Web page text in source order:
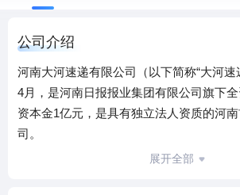
公司介绍
河南大河速递有限公司（以下简称“大河速
4月，是河南日报报业集团有限公司旗下
资本金1亿元，是具有独立法人资质的河
司。
大河速递依托发行网络优势，以数智化技
展开全部